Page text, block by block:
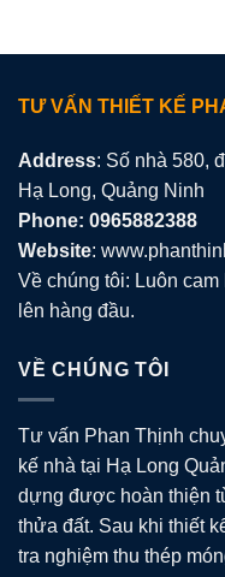
TƯ VẤN THIẾT KẾ
Address: Số nhà 580,
Hạ Long, Quảng Ninh
Phone: 0965882388
Website:
Về chúng tôi: Luôn
lên hàng đầu.
VỀ CHÚNG TÔI
Tư vấn Phan Thịnh
kế nhà tại Hạ Long
dựng được hoàn thiện
thửa đất. Sau khi thiết
tra nghiệm thu thép